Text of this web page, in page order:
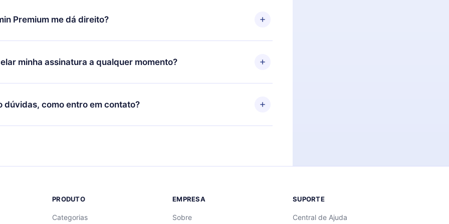
decidiu mudar sua assinatura mensal para anual, após confirmar a
o plano anual, o novo plano só será aplicado e cobrado após o aniversário
Premium me dá direito?
é um plano que te garante acesso a toda nossa biblioteca de 2500+
em 3 línguas (Inglês, espanhol e português) que você pode ler ou
momento através do nosso aplicativo disponível para iOS, Android e
minha assinatura a qualquer momento?
por não renovar sua assinatura do 12min, você pode cancelar a
e o próximo ciclo de cobrança não ocorrerá.
dúvidas, como entro em contato?
para entrar em contato porsupport@12min.com.
PRODUTO
Categorias
EMPRESA
Sobre
SUPORTE
Central de Ajuda